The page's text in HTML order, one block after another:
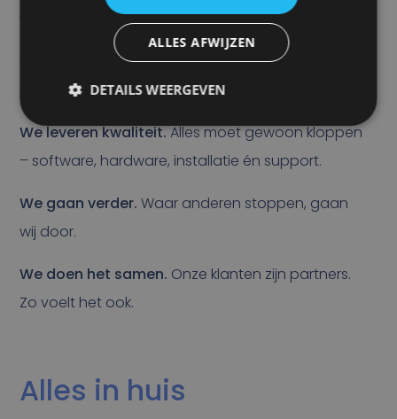
werkt.
We denken mee.En komen met oplossingen die
écht passen.
We leveren kwaliteit.Alles moet gewoon kloppen
– software, hardware, installatie én support.
We gaan verder. Waar anderen stoppen, gaan
wij door.
We doen het samen. Onze klanten zijn partners.
Zo voelt het ook.
Alles in huis
ALLES AFWIJZEN
DETAILS WEERGEVEN